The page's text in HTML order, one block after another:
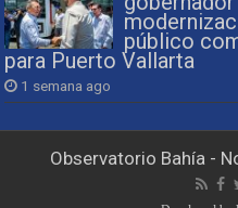
público
para Puerto Vallarta
1 semana ago
Observatorio Bahía -